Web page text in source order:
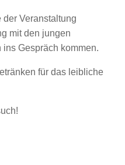
der Veranstaltung
mit den jungen
Gespräch kommen.
für das leibliche